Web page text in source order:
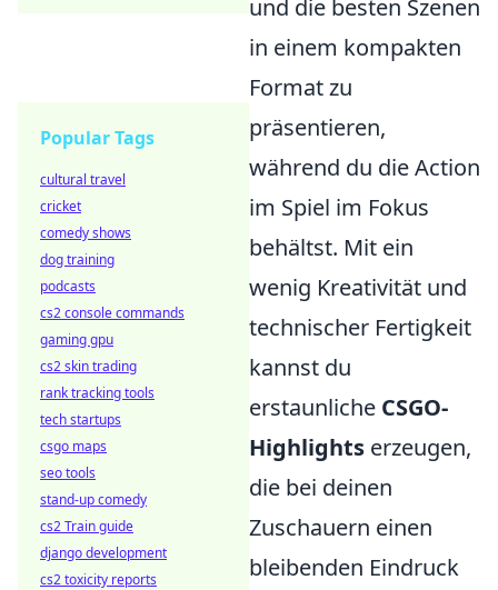
und die besten Szenen
in einem kompakten
Format zu
präsentieren,
während du die Action
im Spiel im Fokus
behältst. Mit ein
wenig Kreativität und
technischer Fertigkeit
kannst du
erstaunliche CSGO-
Highlights erzeugen,
die bei deinen
Zuschauern einen
bleibenden Eindruck
Popular Tags
cultural travel
cricket
comedy shows
dog training
podcasts
cs2 console commands
gaming gpu
cs2 skin trading
rank tracking tools
tech startups
csgo maps
seo tools
stand-up comedy
cs2 Train guide
django development
cs2 toxicity reports